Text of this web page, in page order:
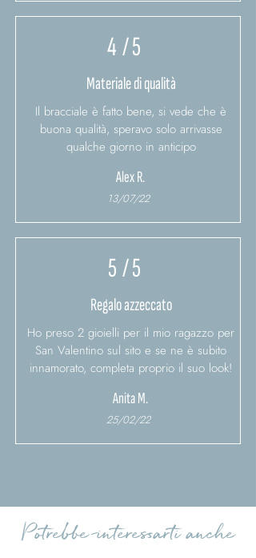
4/ 5
Materiale di qualità
Il bracciale è fatto bene, si vede che è
buona qualità, speravo solo arrivasse
qualche giorno in anticipo
Alex R.
13/07/22
5/ 5
Regalo azzeccato
Ho preso 2 gioielli per il mio ragazzo per
San Valentino sul sito e se ne è subito
innamorato, completa proprio il suo look!
Anita M.
25/02/22
Potrebbe interessarti anche